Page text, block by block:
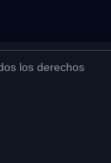
los derechos